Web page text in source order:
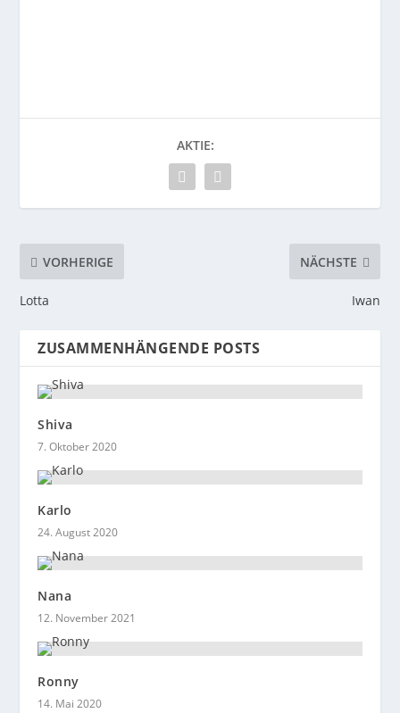
AKTIE:
VORHERIGE
Lotta
NÄCHSTE
Iwan
ZUSAMMENHÄNGENDE POSTS
Shiva
7. Oktober 2020
Karlo
24. August 2020
Nana
12. November 2021
Ronny
14. Mai 2020